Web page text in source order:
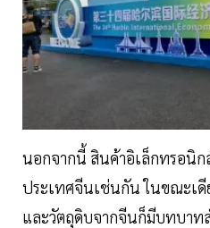
นอกจากนี้ สินค้าอิเล็กทรอนิ
ประเทศจีนเช่นกัน ในขณะเดี
และวัตถุดิบจากจีนก็มีบทบา